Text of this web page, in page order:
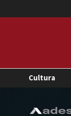
Cultura